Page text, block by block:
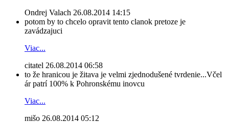
Ondrej Valach 26.08.2014 14:15
potom by to chcelo opravit tento clanok pretoze je
zavádzajuci
Viac...
citatel 26.08.2014 06:58
to že hranicou je žitava je velmi zjednodušené tvrdenie...Včel
ár patrí 100% k Pohronskému inovcu
Viac...
mišo 26.08.2014 05:12